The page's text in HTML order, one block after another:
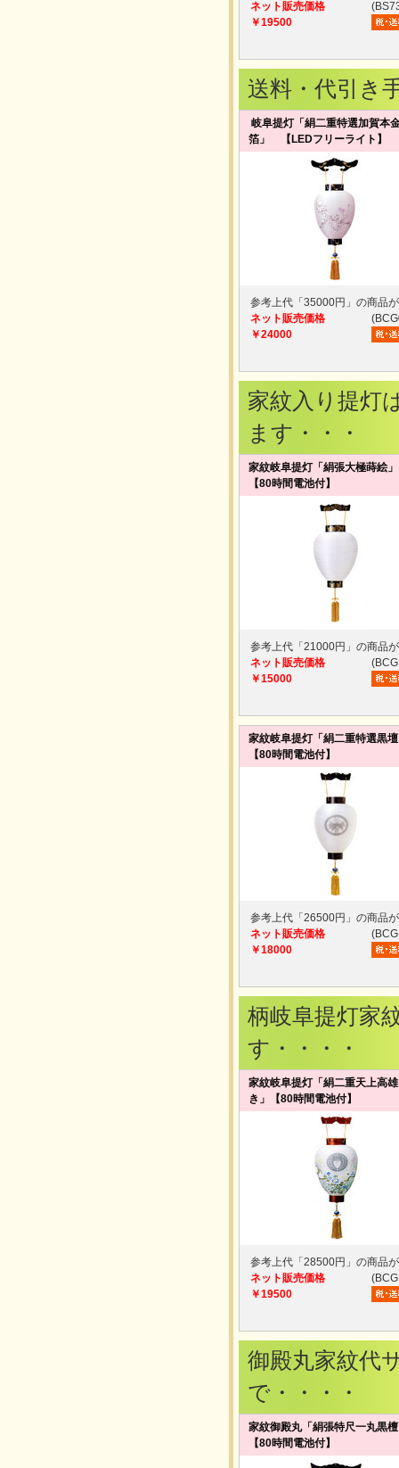
ネット販売価格
￥19500
送料・代引き
岐阜提灯「絹二重特選加賀本
箔」 【LEDフリーライト】
参考上代「35000円」の商品
ネット販売価格
￥24000
家紋入り提灯
ます・・・
家紋岐阜提灯「絹張大極蒔
【80時間電池付】
参考上代「21000円」の商品
ネット販売価格
￥15000
家紋岐阜提灯「絹二重特選黒
【80時間電池付】
参考上代「26500円」の商品
ネット販売価格
￥18000
柄岐阜提灯家
す・・・・
家紋岐阜提灯「絹二重天上高
き」【80時間電池付】
参考上代「28500円」の商品
ネット販売価格
￥19500
御殿丸家紋代
で・・・・
家紋御殿丸「絹張特尺一丸黒
【80時間電池付】